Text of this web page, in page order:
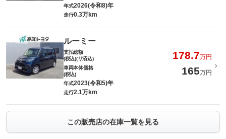
年式2026(令和8)年
走行0.3万km
ルーミー
支払総額
(税込)(リ済込)
178.7万円
車両本体価格
(税込)
165万円
年式2023(令和5)年
走行2.1万km
この販売店の在庫一覧を見る